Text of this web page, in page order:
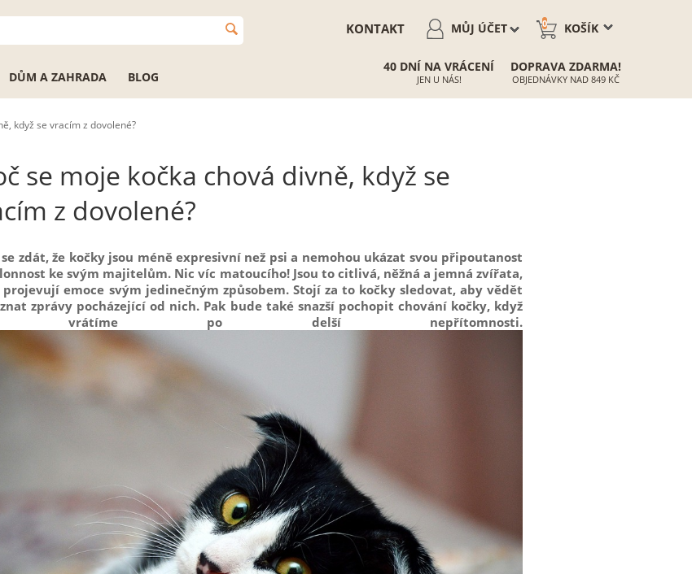
KOŠÍK
0
MŮJ ÚČET
KONTAKT
DŮM A ZAHRADA BLOG
40 DNÍ NA VRÁCENÍ
JEN U NÁS!
DOPRAVA ZDARMA!
OBJEDNÁVKY NAD 849 KČ
když se vracím z dovolené?
se moje kočka chová divně, když se
z dovolené?
se zdát, že kočky jsou méně expresivní než psi a nemohou ukázat svou připoutanost
ke svým majitelům. Nic víc matoucího! Jsou to citlivá, něžná a jemná zvířata,
emoce svým jedinečným způsobem. Stojí za to kočky sledovat, aby vědět
zprávy pocházející od nich. Pak bude také snazší pochopit chování kočky, když
vrátíme po delší nepřítomnosti.